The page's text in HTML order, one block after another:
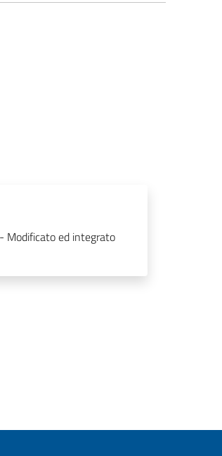
Modificato ed integrato